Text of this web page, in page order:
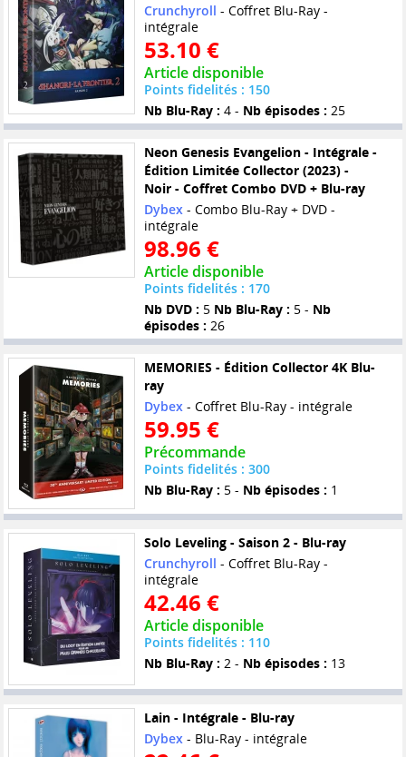
Crunchyroll - Coffret Blu-Ray -
intégrale
53.10 €
Article disponible
Points fidelités : 150
Nb Blu-Ray : 4 - Nb épisodes : 25
Neon Genesis Evangelion - Intégrale -
Édition Limitée Collector (2023) -
Noir - Coffret Combo DVD + Blu-ray
Dybex- Combo Blu-Ray + DVD -
intégrale
98.96 €
Article disponible
Points fidelités : 170
Nb DVD : 5 Nb Blu-Ray : 5 - Nb
épisodes : 26
MEMORIES - Édition Collector 4K Blu-
ray
Dybex- Coffret Blu-Ray - intégrale
59.95 €
Précommande
Points fidelités : 300
Nb Blu-Ray : 5 - Nb épisodes : 1
Solo Leveling - Saison 2 - Blu-ray
Crunchyroll - Coffret Blu-Ray -
intégrale
42.46 €
Article disponible
Points fidelités : 110
Nb Blu-Ray : 2 - Nb épisodes : 13
Lain - Intégrale - Blu-ray
Dybex- Blu-Ray - intégrale